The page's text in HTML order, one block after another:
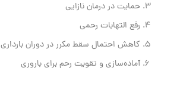
حمایت در درمان نازایی
رفع التهابات رحمی
کاهش احتمال سقط مکرر در دوران بارداری
آماده‌سازی و تقویت رحم برای باروری